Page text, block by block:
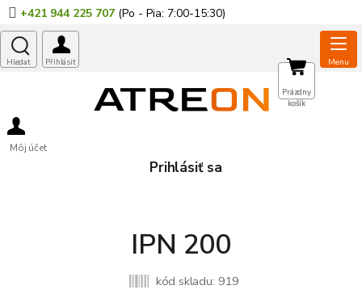
Prejsť
na
obsah
+421 944 225 707
Môj účet
Prihlásiť sa
NÁKUPNÝ
KOŠÍK
Prázdny
košík
IPN 200
kód skladu: 919